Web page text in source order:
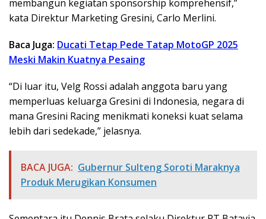
membangun kegiatan sponsorship komprehensif,”
kata Direktur Marketing Gresini, Carlo Merlini.
Baca Juga: Ducati Tetap Pede Tatap MotoGP 2025
Meski Makin Kuatnya Pesaing
“Di luar itu, Velg Rossi adalah anggota baru yang
memperluas keluarga Gresini di Indonesia, negara di
mana Gresini Racing menikmati koneksi kuat selama
lebih dari sedekade,” jelasnya.
BACA JUGA: Gubernur Sulteng Soroti Maraknya
Produk Merugikan Konsumen